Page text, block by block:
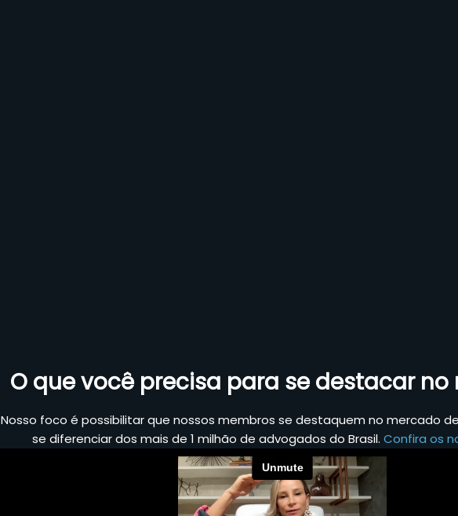
O que você precisa para se destacar
Nosso foco é possibilitar que nossos membros se destaquem no mercado
se diferenciar dos mais de 1 milhão de advogados do Brasil. Confira os